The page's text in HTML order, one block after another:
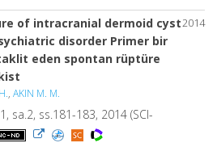
2014
of intracranial dermoid cyst
disorder Primer bir
eden spontan rüptüre
, AKIN M. M.
sa.2, ss.181-183, 2014 (SCI-